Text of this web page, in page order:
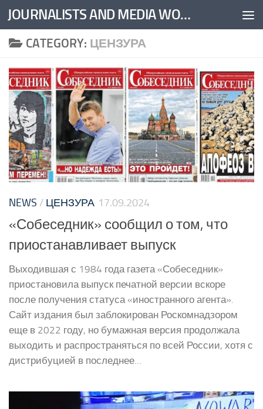
Skip to content JOURNALISTS AND MEDIA WORKERS UNITED
CATEGORY: ЦЕНЗУРА
NEWS / ЦЕНЗУРА 17.09.2024
«Собеседник» сообщил о том, что
приостанавливает выпуск
Выходившая с 1984 года газета «Собеседник»
приостановила выпуск печатной версии вскоре
после получения статуса «иностранного агента».
Сайт издания был заблокирован Роскомнадзором
еще в 2022 году, но бумажная версия продолжала
выходить и распространяться по всей России, хотя с
дистрибуцией в последнее...